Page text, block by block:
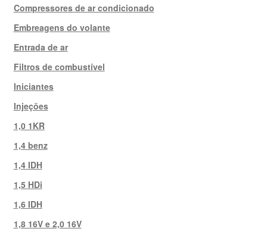
Compressores de ar condicionado
Embreagens do volante
Entrada de ar
Filtros de combustível
Iniciantes
Injeções
1,0 1KR
1,4 benz
1,4 IDH
1,5 HDi
1,6 IDH
1,8 16V e 2,0 16V